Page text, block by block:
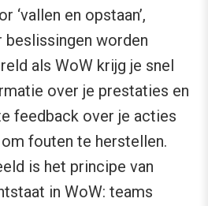
‘vallen en opstaan’,
worden
als WoW krijg je snel
over je prestaties en
feedback over je acties
fouten te herstellen.
is het principe van
in WoW: teams